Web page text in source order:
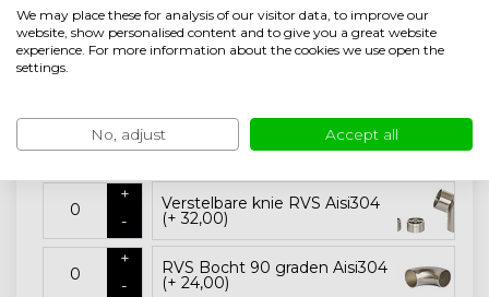
+
Wit
+
Zwart
+
Gelakt
+
Onbehandeld
+
-
Koppelstuk RVS Aisi304 (+
12,50)
+
-
Verstelbare knie RVS Aisi304
(+ 32,00)
+
-
RVS Bocht 90 graden Aisi304
(+ 24,00)
We may place these for analysis of our visitor data, to improve our
website, show personalised content and to give you a great website
experience. For more information about the cookies we use open the
settings.
No, adjust Accept all